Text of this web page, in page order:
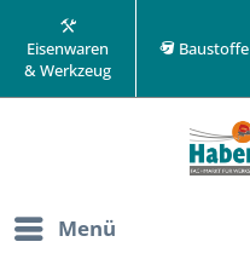
Eisenwaren
& Werkzeug
Baustoffe
Menü